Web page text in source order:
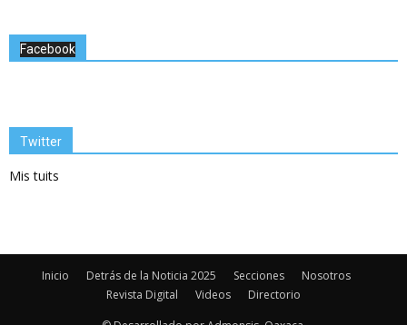
Facebook
Twitter
Mis tuits
Inicio Detrás de la Noticia 2025 Secciones
Nosotros
Revista Digital
Videos
Directorio